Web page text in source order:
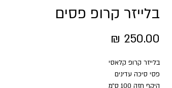
בלייזר קרופ פסים
בלייזר קרופ קלאסי
פסי סיכה עדינים